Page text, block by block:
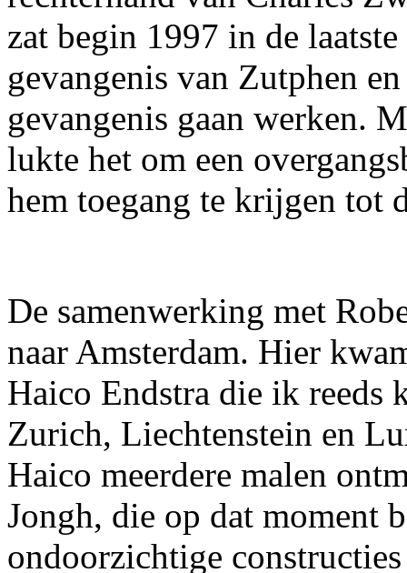
zat begin 1997 in de
gevangenis van Zutphen
gevangenis gaan werken.
lukte het om een
hem toegang te krijgen tot
De samenwerking met
naar Amsterdam. Hier
Haico Endstra die ik reeds
Zurich, Liechtenstein en
Haico meerdere malen
Jongh, die op dat moment
ondoorzichtige